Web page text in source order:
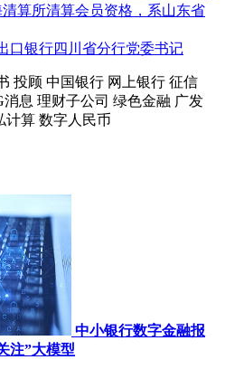
算所清算会员资格，系山东省
口银行四川省分行党委书记
投顾 中国银行 网上银行 征信
消息 理财子公司 绿色金融 广发
计算 数字人民币
中小银行数字金融报
注”大模型